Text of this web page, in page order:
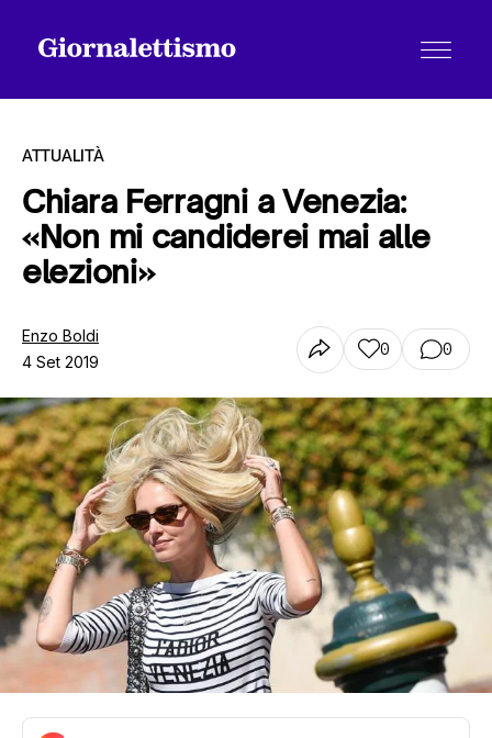
Tutti gli articoli
Chi siamo
Contatti
ATTUALITÀ
Chiara Ferragni a Venezia:
«Non mi candiderei mai alle
elezioni»
Enzo Boldi
4 Set 2019
0 0